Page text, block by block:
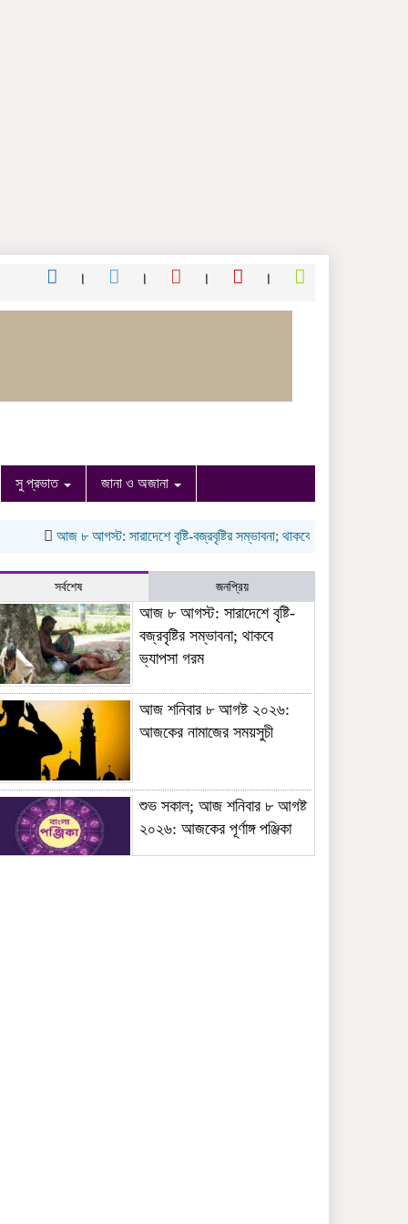
সু প্রভাত জানা ও অজানা
আজ ৮ আগস্ট: সারাদেশে বৃষ্টি-বজ্রবৃষ্টির সম্ভাবনা; থাকবে ভ্যাপসা গরম
সর্বশেষ জনপ্রিয়
আজ ৮ আগস্ট: সারাদেশে বৃষ্টি-
বজ্রবৃষ্টির সম্ভাবনা; থাকবে
ভ্যাপসা গরম
আজ শনিবার ৮ আগষ্ট ২০২৬:
আজকের নামাজের সময়সুচী
শুভ সকাল; আজ শনিবার ৮ আগষ্ট
২০২৬: আজকের পূর্ণাঙ্গ পঞ্জিকা